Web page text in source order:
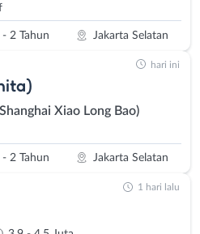
- 2 Tahun Jakarta Selatan
Xiao Long Bao)
- 2 Tahun Jakarta Selatan
hari ini
1 hari lalu